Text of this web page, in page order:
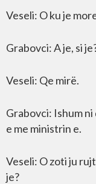
Veseli: O ku je
Grabovci: A je, si
Veseli: Qe mirë.
Grabovci: Ishum
e me ministrin e.
Veseli: O zoti ju
je?